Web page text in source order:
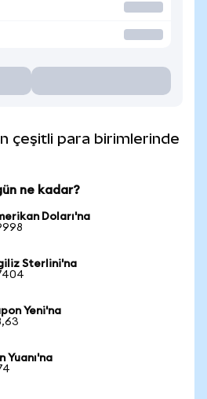
çeşitli para birimlerinde
ne kadar?
Doları'na
Sterlini'na
Yeni'na
Yuanı'na